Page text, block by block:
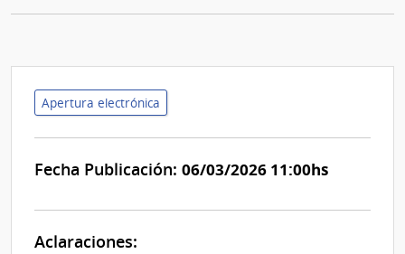
Apertura electrónica
Fecha Publicación: 06/03/2026 11:00hs
Aclaraciones: